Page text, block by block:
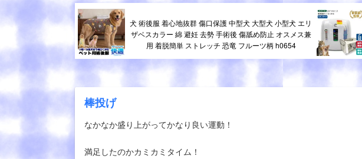
犬 術後服 着心地抜群 傷口保護 中型犬 大型犬 小型犬 エリ
ザベスカラー 綿 避妊 去勢 手術後 傷舐め防止 オスメス兼
用 着脱簡単 ストレッチ 恐竜 フルーツ柄 h0654
棒投げ
なかなか盛り上がってかなり良い運動！
満足したのかカミカミタイム！